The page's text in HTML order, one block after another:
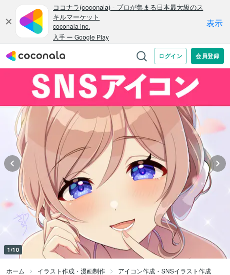
1/10
ホーム イラスト作成・漫画制作 アイコン作成・SNSイラスト作成